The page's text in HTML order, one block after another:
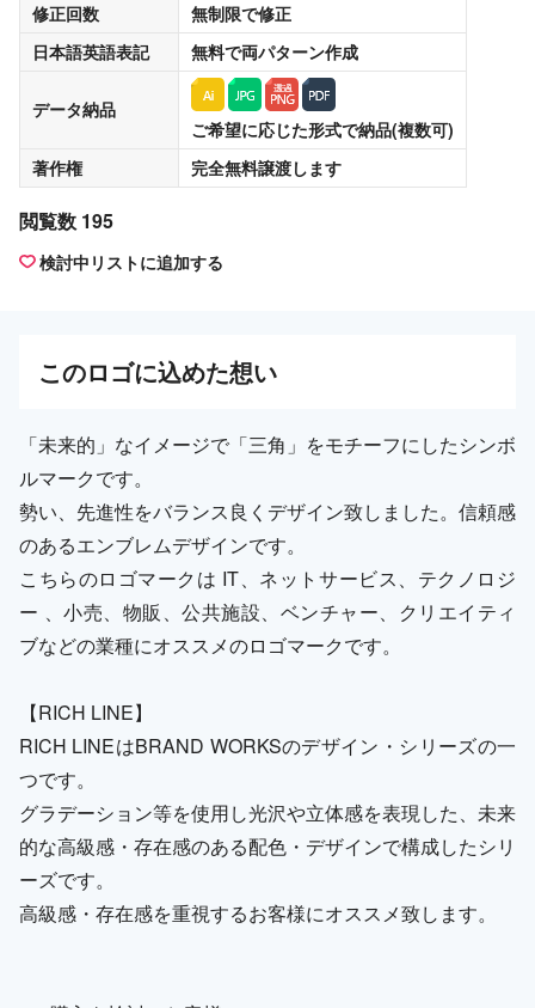
修正回数
無制限で修正
日本語英語表記
無料で両パターン作成
データ納品
ご希望に応じた形式で納品(複数可)
著作権
完全無料譲渡します
閲覧数 195
検討中リストに追加する
このロゴに込めた想い
「未来的」なイメージで「三角」をモチーフにしたシンボ
ルマークです。
勢い、先進性をバランス良くデザイン致しました。信頼感
のあるエンブレムデザインです。
こちらのロゴマークは IT、ネットサービス、テクノロジ
ー 、小売、物販、公共施設、ベンチャー、クリエイティ
ブなどの業種にオススメのロゴマークです。
【RICH LINE】
RICH LINEはBRAND WORKSのデザイン・シリーズの一
つです。
グラデーション等を使用し光沢や立体感を表現した、未来
的な高級感・存在感のある配色・デザインで構成したシリ
ーズです。
高級感・存在感を重視するお客様にオススメ致します。